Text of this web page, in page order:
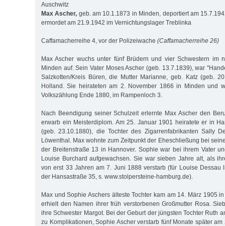
Auschwitz
Max Ascher, geb. am 10.1.1873 in Minden, deportiert am
ermordet am 21.9.1942 im Vernichtungslager Treblinka
Caffamacherreihe 4, vor der Polizeiwache (Caffamacherreihe 26)
Max Ascher wuchs unter fünf Brüdern und vier Schwestern im
Minden auf. Sein Vater Moses Ascher (geb. 13.7.1839), war
Salzkotten/Kreis Büren, die Mutter Marianne, geb. Katz (geb.
Holland. Sie heirateten am 2. November 1866 in Minden und
Volkszählung Ende 1880, im Rampenloch 3.
Nach Beendigung seiner Schulzeit erlernte Max Ascher den
erwarb ein Meisterdiplom. Am 25. Januar 1901 heiratete er in
(geb. 23.10.1880), die Tochter des Zigarrenfabrikanten Sally
Löwenthal. Max wohnte zum Zeitpunkt der Eheschließung bei
der Breitenstraße 13 in Hannover. Sophie war bei ihrem Vater
Louise Burchard aufgewachsen. Sie war sieben Jahre alt, als
von erst 33 Jahren am 7. Juni 1888 verstarb (für Louise Dessau
der Hansastraße 35, s. www.stolpersteine-hamburg.de).
Max und Sophie Aschers älteste Tochter kam am 14. März 1905
erhielt den Namen ihrer früh verstorbenen Großmutter Rosa.
ihre Schwester Margot. Bei der Geburt der jüngsten Tochter Ruth
zu Komplikationen, Sophie Ascher verstarb fünf Monate später